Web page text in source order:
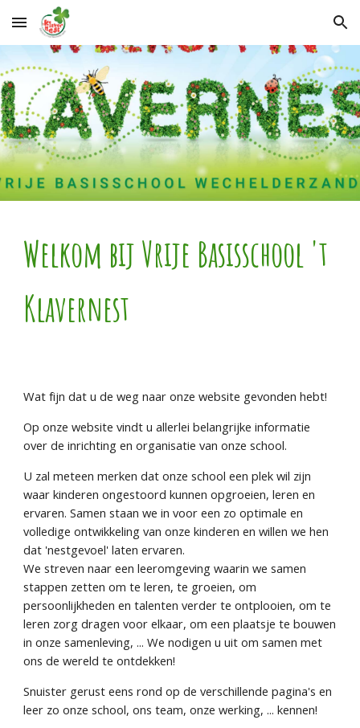
Skip to main content Skip to navigation
Welkom bij Vrije Basisschool 't
Klavernest
Wat fijn dat u de weg naar onze website gevonden hebt!
Op onze website vindt u allerlei belangrijke informatie
over de inrichting en organisatie van onze school.
U zal meteen merken dat onze school een plek wil zijn
waar kinderen ongestoord kunnen opgroeien, leren en
ervaren. Samen staan we in voor een zo optimale en
volledige ontwikkeling van onze kinderen en willen we hen
dat 'nestgevoel' laten ervaren.
We streven naar een leeromgeving waarin we samen
stappen zetten om te leren, te groeien, om
persoonlijkheden en talenten verder te ontplooien, om te
leren zorg dragen voor elkaar, om een plaatsje te bouwen
in onze samenleving, ... We nodigen u uit om samen met
ons de wereld te ontdekken!
Snuister gerust eens rond op de verschillende pagina's en
leer zo onze school, ons team, onze werking, ... kennen!